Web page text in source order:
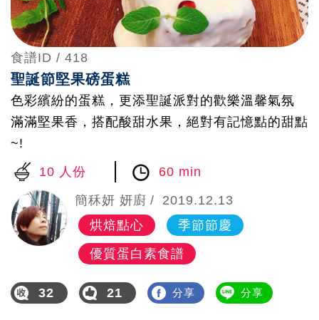
食譜ID / 418
聖誕節堅果磅蛋糕
色彩繽紛的蛋糕，更添聖誕派對的歡樂溫馨氣氛
滿滿堅果香，搭配酸甜水果，絕對有記憶點的甜點
~!
10 人份
60 min
簡秝妍 妍廚
2019.12.13
烘焙點心
季節節慶
優質蛋白素食譜
32 21 分享 分享